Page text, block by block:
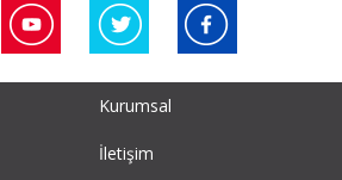
Kurumsal
İletişim